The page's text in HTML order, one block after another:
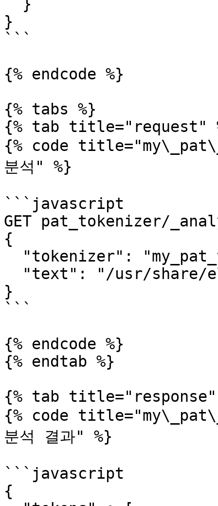
}
```
{% endcode %}
{% tabs %}
{% tab title="request"
{% code
분석" %}
```javascript
GET pat_tokenizer/
{
}
```
{% endcode %}
{% endtab %}
{% tab title="response"
{% code
분석 결과" %}
```javascript
{